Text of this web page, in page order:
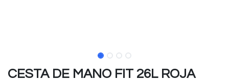
CESTA DE MANO FIT 26L ROJA